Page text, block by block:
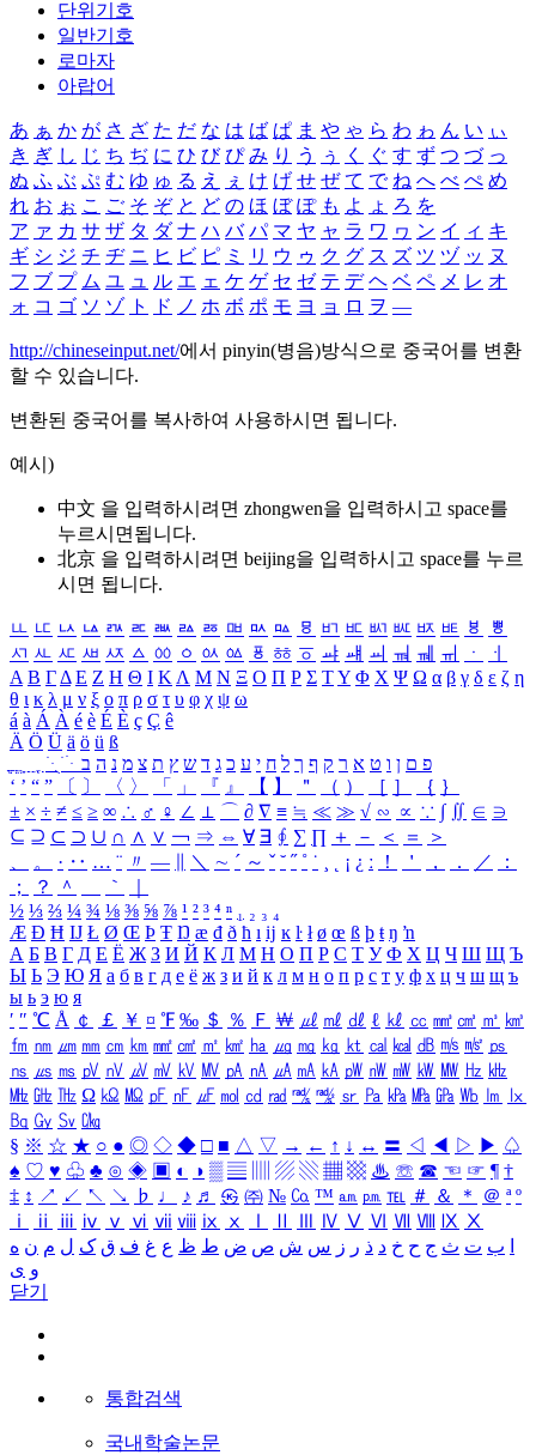
단위기호
일반기호
로마자
아랍어
あ ぁ か が さ ざ た だ な は ば ぱ ま や ゃ ら わ ゎ ん い ぃ
き ぎ し じ ち ぢ に ひ び ぴ み り う ぅ く ぐ す ず つ づ っ
ぬ ふ ぶ ぷ む ゆ ゅ る え ぇ け げ せ ぜ て で ね へ べ ぺ め
れ お ぉ こ ご そ ぞ と ど の ほ ぼ ぽ も よ ょ ろ を
ア ァ カ サ ザ タ ダ ナ ハ バ パ マ ヤ ャ ラ ワ ヮ ン イ ィ キ
ギ シ ジ チ ヂ ニ ヒ ビ ピ ミ リ ウ ゥ ク グ ス ズ ツ ヅ ッ ヌ
フ ブ プ ム ユ ュ ル エ ェ ケ ゲ セ ゼ テ デ ヘ ベ ペ メ レ オ
ォ コ ゴ ソ ゾ ト ド ノ ホ ボ ポ モ ヨ ョ ロ ヲ ―
http://chineseinput.net/에서 pinyin(병음)방식으로 중국어를 변환
할 수 있습니다.
변환된 중국어를 복사하여 사용하시면 됩니다.
예시)
中文 을 입력하시려면 zhongwen을 입력하시고 space를
누르시면됩니다.
北京 을 입력하시려면 beijing을 입력하시고 space를 누르
시면 됩니다.
ㅥ ㅦ ㅧ ㅨ ㅩ ㅪ ㅫ ㅬ ㅭ ㅮ ㅯ ㅰ ㅱ ㅲ ㅳ ㅴ ㅵ ㅶ ㅷ ㅸ
ㅹ
ㅺ ㅻ ㅼ ㅽ ㅾ ㅿ ㆀ ㆁ ㆂ ㆃ ㆄ ㆅ ㆆ ㆇ ㆈ ㆉ ㆊ ㆋ ㆌ ㆍ
ㆎ
Α Β ΓΔ Ε Ζ Η Θ Ι ΚΛ Μ Ν Ξ Ο Π Ρ Σ ΤΥ Φ Χ Ψ Ω α β γ δ ε ζ η
θ ι κ λ μ ν ξ ο π ρ σ τ υ φ χ ψ ω
á à Á À é è É È ç Ç ê
Ä Ö Ü ä ö ü ß
ִֶֹ ֻּ ׁׂ פ ם ן ו ט א ר ק ף ך ל ח י ע כ ג ד ש ץ ת צ מ נ ה ב
‘ ’ “ ” 〔 〕 〈 〉 「 」 『 』 【 】 ＂ （ ） ［ ］ ｛ ｝
± × ÷ ≠ ≤ ≥ ∞ ∴ ♂ ♀ ∠ ⊥ ⌒ ∂ ∇ ≡ ≒ ≪ ≫ √ ∽ ∝ ∵ ∫ ∬ ∈ ∋
⊆ ⊇ ⊂ ⊃ ∪ ∩ ∧ ∨ ￢ ⇒ ⇔ ∀ ∃ ∮ ∑ ∏ ＋ － ＜ ＝
＞
、
。 · ‥ … ¨ 〃 ― ＼ ∼ ´ ～ ˇ ˘ ˝ ˚ ˙ ¸ ¡ ¿ ː ！ ＇ ， ． ／
：
；
？ ＾ ｀
½ ⅓ ⅔ ¼ ¾ ⅛ ⅜ ⅝ ⅞ ¹ ² ³ ⁴ ⁿ ₁ ₂ ₃ ₄
Æ Ð Ħ Ĳ Ł Ø Œ Þ Ŧ Ŋ æ đ ð ħ ı ĳ ĸ ŀ ł ø œ ß þ ŧ ŋ ŉ
А Б В Г Д Е Ё Ж З И Й К Л М Н О П Р С Т У Ф Х Ц Ч Ш Щ Ъ
Ы Ь Э Ю Я а б в г д е ё ж з и й к л м н о п р с т у ф х ц ч ш щ ъ
ы ь э ю я
′ ″ ℃ Å ￠ ￡ ￥ ¤ ℉ ‰ ＄ ％ Ｆ ￦ ㎕ ㎖ ㎗ ℓ ㎘ ㏄ ㎣ ㎤ ㎥ ㎦
㎙ ㎚ ㎛ ㎜ ㎝ ㎞ ㎟ ㎠ ㎡ ㎢ ㏊ ㎍ ㎎ ㎏ ㏏ ㎈ ㎉ ㏈ ㎧ ㎨ ㎰
㎱ ㎲ ㎳ ㎴ ㎵ ㎶ ㎷ ㎸ ㎹ ㎀ ㎁ ㎂ ㎃ ㎄ ㎺ ㎻ ㎽ ㎾ ㎿ ㎐ ㎑
㎒ ㎓ ㎔ Ω ㏀ ㏁ ㎊ ㎋ ㎌ ㏖ ㏅ ㎭ ㎮ ㎯ ㏛ ㎩ ㎪ ㎫ ㎬ ㏝ ㏐
㏓
㏃ ㏉ ㏜ ㏆
§ ※ ☆ ★ ○ ● ◎ ◇ ◆ □ ■ △ ▽ → ← ↑ ↓ ↔ 〓 ◁ ◀ ▷ ▶ ♤
♠ ♡ ♥ ♧ ♣ ⊙ ◈ ▣ ◐ ◑ ▒ ▤ ▨ ▧ ▦ ▩ ♨ ☏ ☎ ☜ ☞ ¶ †
‡ ↕ ↗ ↙ ↖ ↘ ♭ ♩ ♪ ♬ ㉿ ㈜ № ㏇ ™ ㏂ ㏘ ℡ ＃ ＆ ＊ ＠ ª º
ⅰ
ⅱ ⅲ ⅳ ⅴ ⅵ ⅶ ⅷ ⅸ ⅹ Ⅳ Ⅴ Ⅵ Ⅶ Ⅷ Ⅸ Ⅹ
ب ت ث ج ح خ د ذ ر ز س ش ص ض ط ظ ع غ ف ق ک ل م ن ه
و ی
닫기
통합검색
국내학술논문